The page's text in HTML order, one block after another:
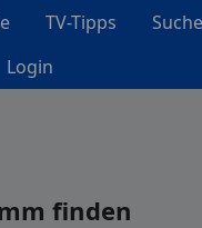
TV-Tipps Suche
Login
finden